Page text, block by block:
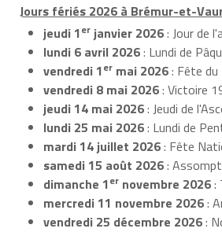
Jours fériés 2026 à Brémur-et-
jeudi 1er janvier 2026: Jour de
lundi 6 avril 2026: Lundi de
vendredi 1er mai 2026: Fête du
vendredi 8 mai 2026: Victoire
jeudi 14 mai 2026: Jeudi de
lundi 25 mai 2026: Lundi de
mardi 14 juillet 2026: Fête
samedi 15 août 2026:
dimanche 1er novembre 2026:
mercredi 11 novembre 2026:
vendredi 25 décembre 2026: